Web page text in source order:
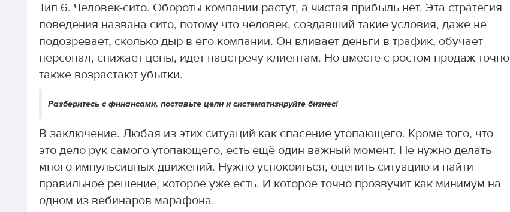
Тип 6. Человек-сито. Обороты компании растут, а чистая прибыль нет. Эта стратегия
поведения названа сито, потому что человек, создавший такие условия, даже не
подозревает, сколько дыр в его компании. Он вливает деньги в трафик, обучает
персонал, снижает цены, идёт навстречу клиентам. Но вместе с ростом продаж точно
также возрастают убытки.
Разберитесь с финансами, поставьте цели и систематизируйте бизнес!
В заключение. Любая из этих ситуаций как спасение утопающего. Кроме того, что
это дело рук самого утопающего, есть ещё один важный момент. Не нужно делать
много импульсивных движений. Нужно успокоиться, оценить ситуацию и найти
правильное решение, которое уже есть. И которое точно прозвучит как минимум на
одном из вебинаров марафона.